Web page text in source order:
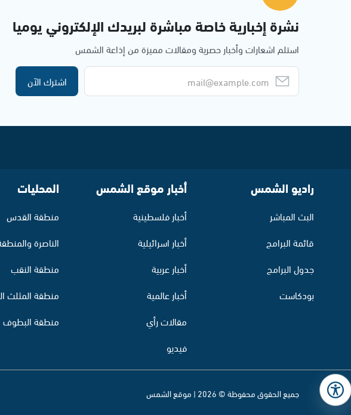
نشرة إخبارية خاصة مباشرة لبريدك الإلكتروني يوميا
استلم اشعارات وأخبار حصرية ومقالات مميزة من إذاعة الشمس
اشترك الآن
راديو الشمس
البث المباشر
قائمة البرامج
جدول البرامج
بودكاست
أخبار موقع الشمس
أخبار فلسطينية
أخبار اسرائيلية
أخبار عربية
أخبار عالمية
مقالات رأي
فيديو
المحليات
منطقة القدس
الناصرة
منطقة النقب
منطقة المثلث
منطقة البطوف
جميع الحقوق محفوظة © 2026 | موقع الشمس